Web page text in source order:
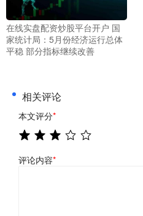
在线实盘配资炒股平台开户 国
家统计局：5月份经济运行总体
平稳 部分指标继续改善
相关评论
本文评分*
评论内容*